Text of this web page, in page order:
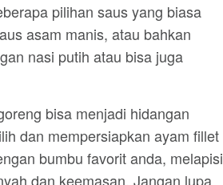
pilihan saus yang biasa
asam manis, atau bahkan
nasi putih atau bisa juga
bisa menjadi hidangan
dan mempersiapkan ayam fillet
bumbu favorit anda, melapisi
dan keemasan. Jangan lupa